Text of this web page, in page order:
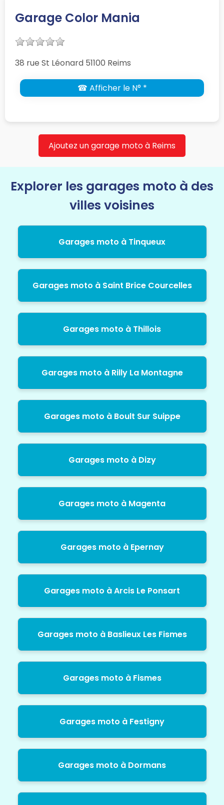
Garage Color Mania
38 rue St Léonard 51100 Reims
☎ Afficher le N° *
Ajoutez un garage moto à Reims
Explorer les garages moto à des
villes voisines
Garages moto à Tinqueux
Garages moto à Saint Brice Courcelles
Garages moto à Thillois
Garages moto à Rilly La Montagne
Garages moto à Boult Sur Suippe
Garages moto à Dizy
Garages moto à Magenta
Garages moto à Epernay
Garages moto à Arcis Le Ponsart
Garages moto à Baslieux Les Fismes
Garages moto à Fismes
Garages moto à Festigny
Garages moto à Dormans